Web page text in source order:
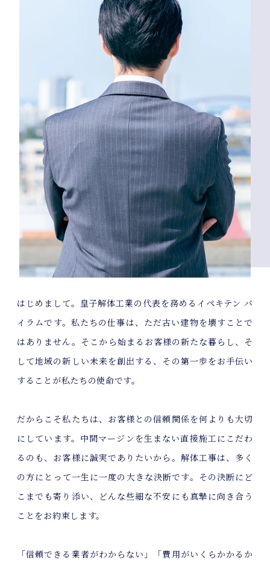
はじめまして。皇子解体工業の代表を務めるイペキテン バ
イラムです。私たちの仕事は、ただ古い建物を壊すことで
はありません。そこから始まるお客様の新たな暮らし、そ
して地域の新しい未来を創出する、その第一歩をお手伝い
することが私たちの使命です。
だからこそ私たちは、お客様との信頼関係を何よりも大切
にしています。中間マージンを生まない直接施工にこだわ
るのも、お客様に誠実でありたいから。解体工事は、多く
の方にとって一生に一度の大きな決断です。その決断にど
こまでも寄り添い、どんな些細な不安にも真摯に向き合う
ことをお約束します。
「信頼できる業者がわからない」「費用がいくらかかるか